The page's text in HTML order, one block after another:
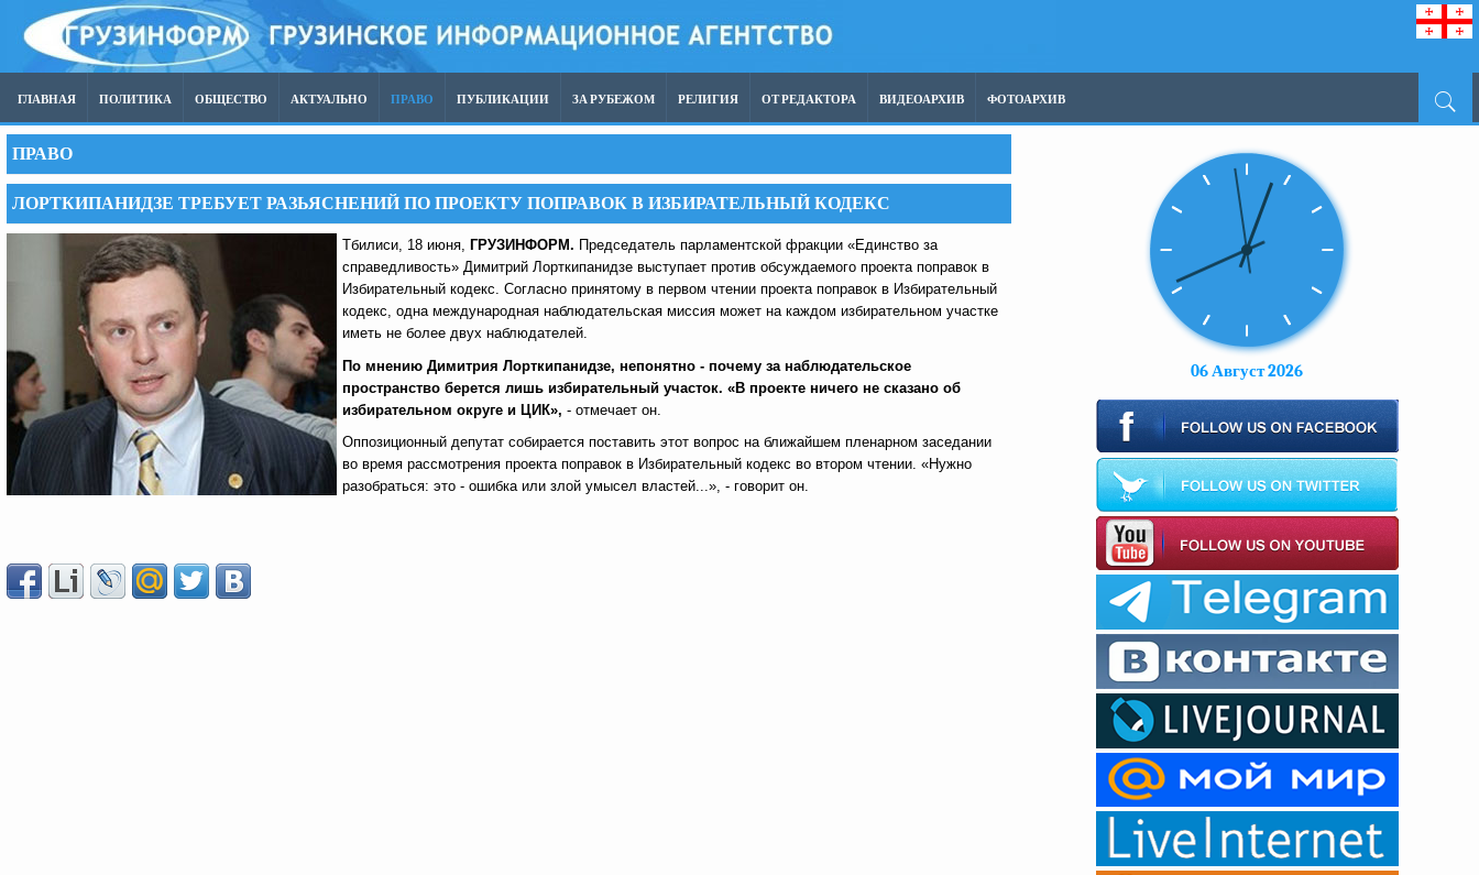
ГЛАВНАЯ ПОЛИТИКА ОБЩЕСТВО АКТУАЛЬНО ПРАВО ПУБЛИКАЦИИ ЗА РУБЕЖОМ РЕЛИГИЯ ОТ РЕДАКТОРА ВИДЕОАРХИВ ФОТОАРХИВ
ПРАВО
ЛОРТКИПАНИДЗЕ ТРЕБУЕТ РАЗЬЯСНЕНИЙ ПО ПРОЕКТУ ПОПРАВОК В ИЗБИРАТЕЛЬНЫЙ КОДЕКС
Тбилиси, 18 июня, ГРУЗИНФОРМ. Председатель парламентской фракции «Единство за
справедливость» Димитрий Лорткипанидзе выступает против обсуждаемого проекта поправок в
Избирательный кодекс. Согласно принятому в первом чтении проекта поправок в Избирательный
кодекс, одна международная наблюдательская миссия может на каждом избирательном участке
иметь не более двух наблюдателей.
По мнению Димитрия Лорткипанидзе, непонятно - почему за наблюдательское
пространство берется лишь избирательный участок. «В проекте ничего не сказано об
избирательном округе и ЦИК», - отмечает он.
Оппозиционный депутат собирается поставить этот вопрос на ближайшем пленарном заседании
во время рассмотрения проекта поправок в Избирательный кодекс во втором чтении. «Нужно
разобраться: это - ошибка или злой умысел властей...», - говорит он.
06 Август 2026